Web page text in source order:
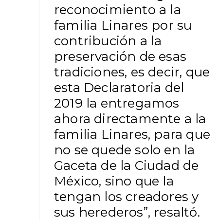
reconocimiento a la
familia Linares por su
contribución a la
preservación de esas
tradiciones, es decir, que
esta Declaratoria del
2019 la entregamos
ahora directamente a la
familia Linares, para que
no se quede solo en la
Gaceta de la Ciudad de
México, sino que la
tengan los creadores y
sus herederos”, resaltó.